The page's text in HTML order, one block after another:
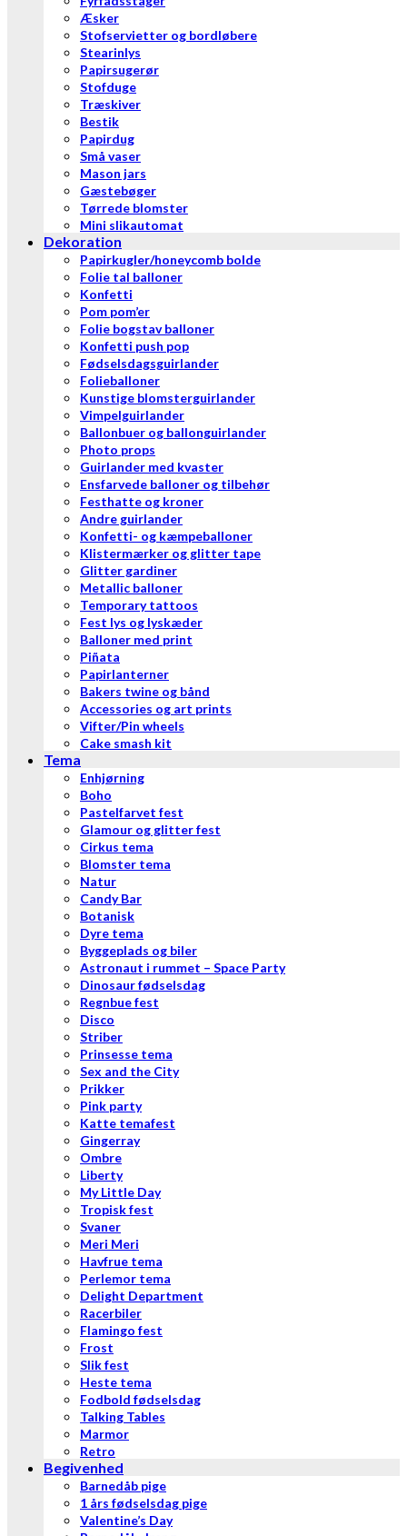
Æsker
Stofservietter og bordløbere
Stearinlys
Papirsugerør
Stofduge
Træskiver
Bestik
Papirdug
Små vaser
Mason jars
Gæstebøger
Tørrede blomster
Mini slikautomat
Dekoration
Papirkugler/honeycomb bolde
Folie tal balloner
Konfetti
Pom pom’er
Folie bogstav balloner
Konfetti push pop
Fødselsdagsguirlander
Folieballoner
Kunstige blomsterguirlander
Vimpelguirlander
Ballonbuer og ballonguirlander
Photo props
Guirlander med kvaster
Ensfarvede balloner og tilbehør
Festhatte og kroner
Andre guirlander
Konfetti- og kæmpeballoner
Klistermærker og glitter tape
Glitter gardiner
Metallic balloner
Temporary tattoos
Fest lys og lyskæder
Balloner med print
Piñata
Papirlanterner
Bakers twine og bånd
Accessories og art prints
Vifter/Pin wheels
Cake smash kit
Tema
Enhjørning
Boho
Pastelfarvet fest
Glamour og glitter fest
Cirkus tema
Blomster tema
Natur
Candy Bar
Botanisk
Dyre tema
Byggeplads og biler
Astronaut i rummet – Space Party
Dinosaur fødselsdag
Regnbue fest
Disco
Striber
Prinsesse tema
Sex and the City
Prikker
Pink party
Katte temafest
Gingerray
Ombre
Liberty
My Little Day
Tropisk fest
Svaner
Meri Meri
Havfrue tema
Perlemor tema
Delight Department
Racerbiler
Flamingo fest
Frost
Slik fest
Heste tema
Fodbold fødselsdag
Talking Tables
Marmor
Retro
Begivenhed
Barnedåb pige
1 års fødselsdag pige
Valentine’s Day